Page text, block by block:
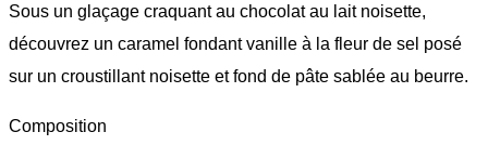
Sous un glaçage craquant au chocolat au lait noisette,
découvrez un caramel fondant vanille à la fleur de sel posé
sur un croustillant noisette et fond de pâte sablée au beurre.
Composition